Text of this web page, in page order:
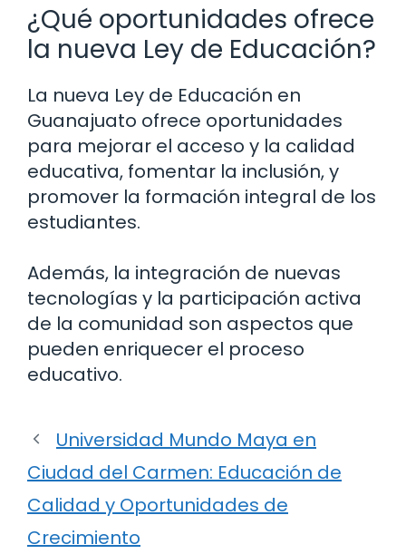
¿Qué oportunidades ofrece
la nueva Ley de Educación?
La nueva Ley de Educación en
Guanajuato ofrece oportunidades
para mejorar el acceso y la calidad
educativa, fomentar la inclusión, y
promover la formación integral de los
estudiantes.
Además, la integración de nuevas
tecnologías y la participación activa
de la comunidad son aspectos que
pueden enriquecer el proceso
educativo.
Universidad Mundo Maya en
Ciudad del Carmen: Educación de
Calidad y Oportunidades de
Crecimiento